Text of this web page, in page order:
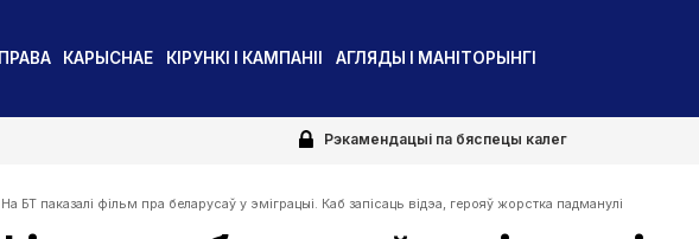
КАРЫСНАЕ КІРУНКІ І КАМПАНІІ АГЛЯДЫ І МАНІТОРЫНГІ
Рэкамендацыі па бяспецы калег
На БТ паказалі фільм пра беларусаў у эміграцыі. Каб запісаць відэа, герояў жорстка падманулі